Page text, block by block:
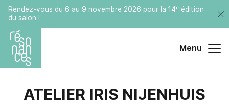
Rendez-vous du 6 au 9 novembre 2026 pour la 14ᵉ édition
du salon !
Menu
ATELIER IRIS NIJENHUIS